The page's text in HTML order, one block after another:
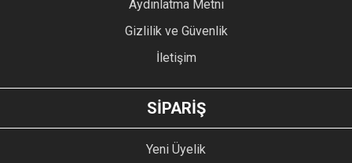
GÖNDER
Aydınlatma Metni
Gizlilik ve Güvenlik
İletişim
SİPARİŞ
Yeni Üyelik